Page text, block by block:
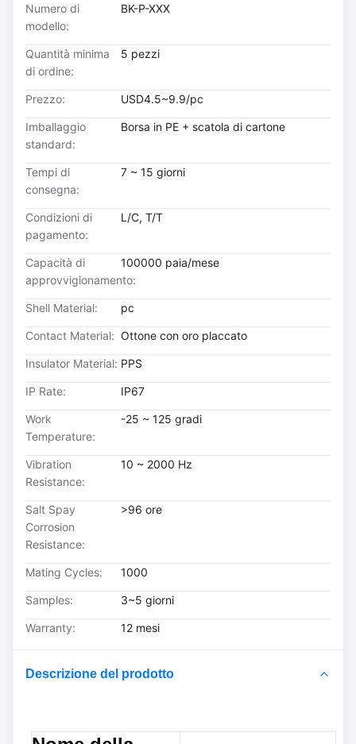
Numero di
modello:
BK-P-XXX
Quantità minima
di ordine:
5 pezzi
Prezzo: USD4.5~9.9/pc
Imballaggio
standard:
Borsa in PE + scatola di cartone
Tempi di
consegna:
7 ~ 15 giorni
Condizioni di
pagamento:
L/C, T/T
Capacità di
approvvigionamento:
100000 paia/mese
Shell Material: pc
Contact Material: Ottone con oro placcato
Insulator Material: PPS
IP Rate: IP67
Work
Temperature:
-25 ~ 125 gradi
Vibration
Resistance:
10 ~ 2000 Hz
Salt Spay
Corrosion
Resistance:
>96 ore
Mating Cycles: 1000
Samples: 3~5 giorni
Warranty: 12 mesi
Descrizione del prodotto